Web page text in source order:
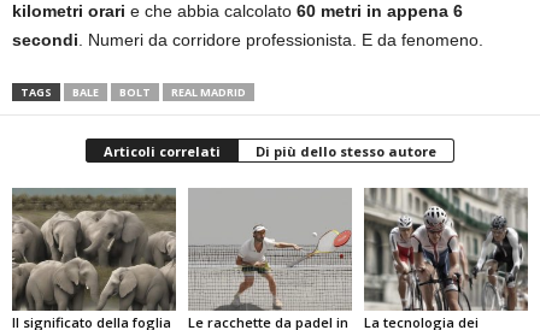
kilometri orari e che abbia calcolato 60 metri in appena 6
secondi. Numeri da corridore professionista. E da fenomeno.
TAGS BALE BOLT REAL MADRID
Articoli correlati Di più dello stesso autore
Il significato della foglia
Le racchette da padel in
La tecnologia dei